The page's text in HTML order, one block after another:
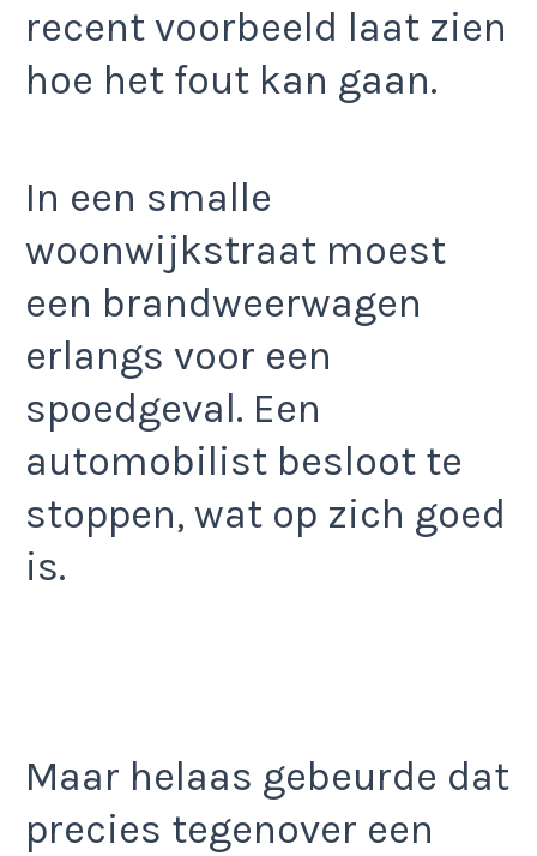
recent voorbeeld laat zien
hoe het fout kan gaan.
In een smalle
woonwijkstraat moest
een brandweerwagen
erlangs voor een
spoedgeval. Een
automobilist besloot te
stoppen, wat op zich goed
is.
Maar helaas gebeurde dat
precies tegenover een